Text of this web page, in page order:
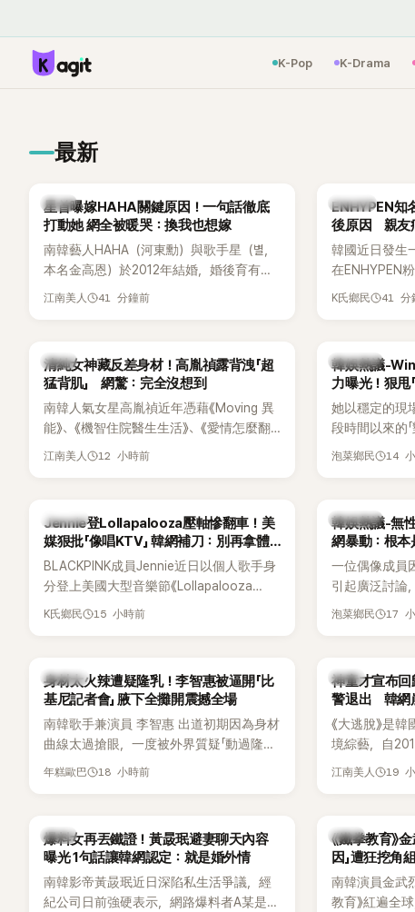
K-Pop K-Drama
最新
韓星
星首曝嫁HAHA關鍵原因！一句話徹底
打動她 網全被暖哭：換我也想嫁
南韓藝人HAHA（河東勳）與歌手星（별，
本名金高恩）於2012年結婚，婚後育有兩
子一女，一家五口生活幸福美滿，也是韓
步入婚姻的最大理由。
江南美人 41 分鐘前
K-POP
ENHYPEN知
後原因 親友
韓國近日發生
在ENHYPEN
粉絲，日前在
止揣測，盼逝
K氏鄉民 41 分
韓星
清純女神藏反差身材！高胤禎露背洩「超
猛背肌」 網驚：完全沒想到
南韓人氣女星高胤禎近年憑藉《Moving 異
能》、《機智住院醫生生活》、《愛情怎麼翻
譯？》、《努力克服自卑的我們》等多部熱門
近況照意外掀起熱議，不是因為仙氣十足
的美貌，而是藏在纖細身材下的超狂背肌
與肩膀線條，反差感十足，讓不少網友看
傻直呼：「原來她身材這麼猛！」
江南美人 12 小時前
熱議討論
韓娛熱議-
力曝光！狠甩
她以穩定的現
段時間以來的
骨頭，怎麼還
泡菜鄉民 14
K-POP
Jennie登Lollapalooza壓軸慘翻車！美
媒狠批「像唱KTV」 韓網補刀：別再拿體
力當藉口
BLACKPINK成員Jennie近日以個人歌手身
分登上美國大型音樂節《Lollapalooza
Chicago》主舞台，不僅成為首位擔任該音
遭部分網友質疑，就連美國當地媒體也毫
不留情給出負評，甚至形容整場演出「就像
一場豪華KTV」。
K氏鄉民 15 小時前
熱議討論
韓娛熱議-無性
網暴動：根
一位偶像成員
引起廣泛討論
僅外型出眾，
泡菜鄉民 17
K-POP
身材太火辣遭疑隆乳！李智惠被逼開「比
基尼記者會」 腋下全攤開震撼全場
南韓歌手兼演員 李智惠 出道初期因為身材
曲線太過搶眼，一度被外界質疑「動過隆乳
手術」，最後甚至被公司安排親上火線，召
口回憶這段「隆乳疑雲黑歷史」，話題再度被
翻出來熱議。 2日播出的 SBS 綜藝節目
《我的經紀人太難搞－秘書鎮》，邀請同時
兼顧工作與育兒的演藝圈代表「媽媽群」
年糕歐巴 18 小時前
韓星
神童才宣布回
警退出 韓網
《大逃脫》是
境綜藝，自
由鄭鍾淵PD打
江南美人 19
韓星
爆料女再丟鐵證！黃晸珉避妻聊天內容
曝光 1句話讓韓網認定：就是婚外情
南韓影帝黃晸珉近日深陷私生活爭議，經
紀公司日前強硬表示，網路爆料者A某是涉
韓星
《鐵拳教育》
因」遭狂挖
南韓演員金武
教育》紅遍全